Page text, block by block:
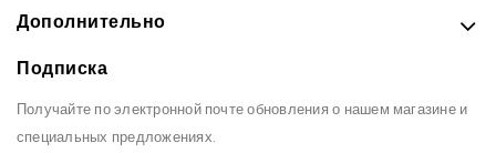
Дополнительно
Подписка
Получайте по электронной почте обновления о нашем магазине и
специальных предложениях.